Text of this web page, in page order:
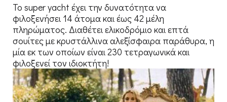
Το super yacht έχει την δυνατότητα να
φιλοξενήσει 14 άτομα και έως 42 μέλη
πληρώματος. Διαθέτει ελικοδρόμιο και επτά
σουίτες με κρυστάλλινα αλεξίσφαιρα παράθυρα, η
μία εκ των οποίων είναι 230 τετραγωνικά και
φιλοξενεί τον ιδιοκτήτη!